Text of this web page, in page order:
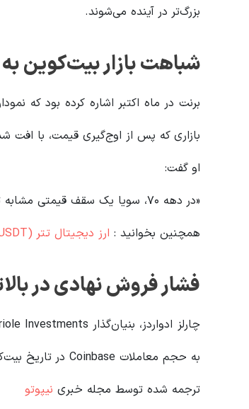
بزرگ‌تر در آینده می‌شوند.
شباهت بازار بیت‌کوین به
بازاری که پس از اوج‌گیری قیمت، با افت شدید ۵۰ درصدی
او گفت:
«در دهه ۷۰، سویا یک سقف قیمتی مشابه تشکیل داد و سپس ۵۰٪ از ارزش خود را از دست داد.»
همچنین بخوانید : ارز دیجیتال تتر (USDT) چیست؟ معرفی کامل محبوب‌ترین استیبل‌کوین بازار
فشار فروش نهادی در
به حجم معاملات Coinbase در تاریخ بیت‌کوین سابقه نداشته است.
ترجمه شده توسط مجله خبری نیپوتو